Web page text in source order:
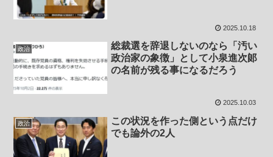
2025.10.18
政治
総裁選を辞退しないのなら「汚い
政治家の象徴」として小泉進次郞
の名前が残る事になるだろう
2025.10.03
政治
この状況を作った側という点だけ
でも論外の2人